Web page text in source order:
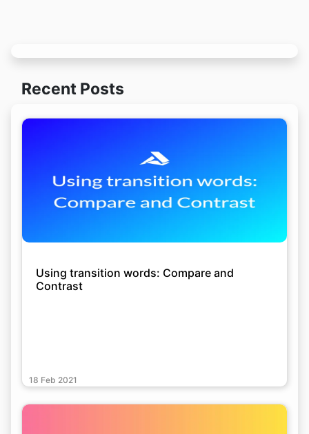
Recent Posts
Using transition words: Compare and
Contrast
18 Feb 2021